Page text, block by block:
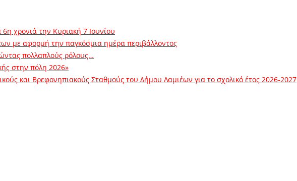
χρονιά την Κυριακή 7 Ιουνίου
με αφορμή την παγκόσμια ημέρα περιβάλλοντος
πολλαπλούς ρόλους…
στην πόλη 2026»
και Βρεφονηπιακούς Σταθμούς του Δήμου Λαμιέων για το σχολικό έτος 2026-2027